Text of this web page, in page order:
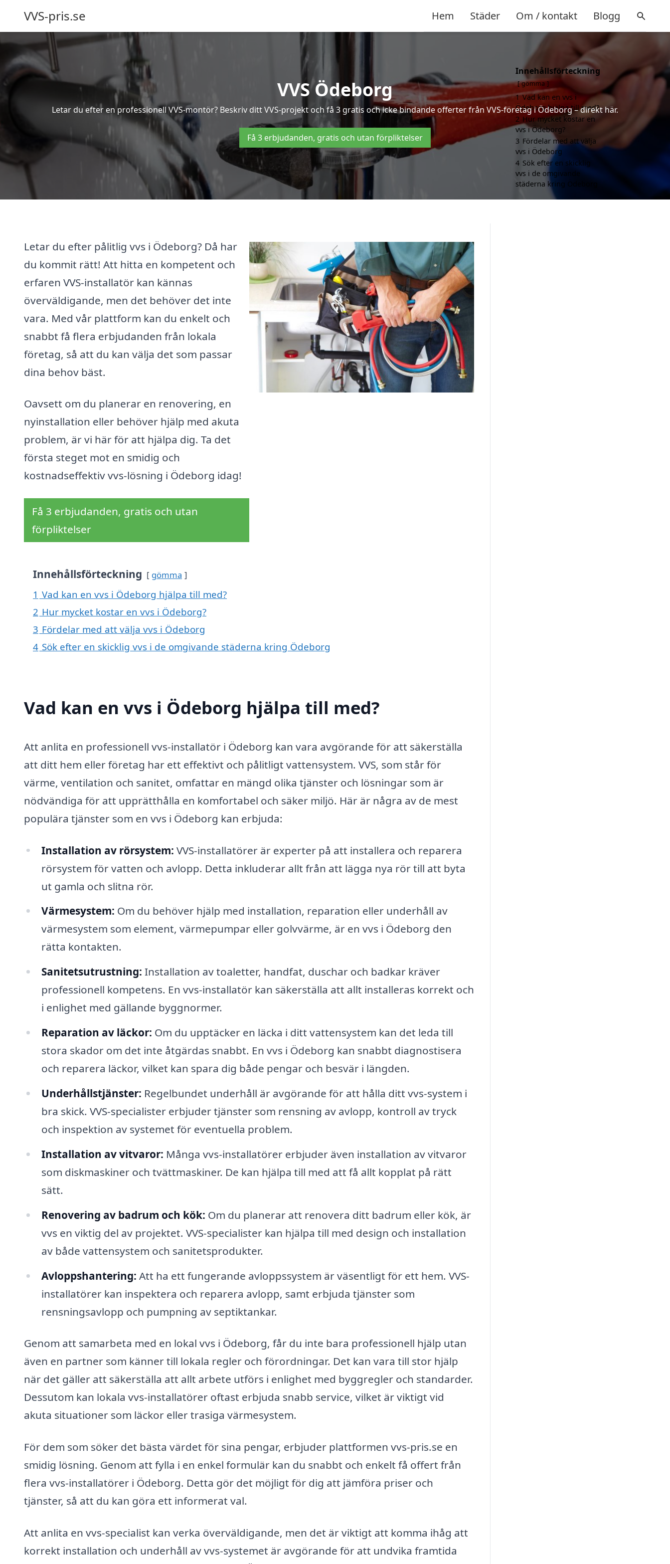
VVS-pris.se Hem Städer Om / kontakt Blogg
VVS Ödeborg
Letar du efter en professionell VVS-montör? Beskriv ditt VVS-projekt och få 3 gratis och icke bindande offerter från VVS-företag i Ödeborg – direkt här.
Få 3 erbjudanden, gratis och utan förpliktelser
Letar du efter pålitlig vvs i Ödeborg? Då har
du kommit rätt! Att hitta en kompetent och
erfaren VVS-installatör kan kännas
överväldigande, men det behöver det inte
vara. Med vår plattform kan du enkelt och
snabbt få flera erbjudanden från lokala
företag, så att du kan välja det som passar
dina behov bäst.
Oavsett om du planerar en renovering, en
nyinstallation eller behöver hjälp med akuta
problem, är vi här för att hjälpa dig. Ta det
första steget mot en smidig och
kostnadseffektiv vvs-lösning i Ödeborg idag!
Få 3 erbjudanden, gratis och utan
förpliktelser
Innehållsförteckning gömma
1 Vad kan en vvs i Ödeborg hjälpa till med?
2 Hur mycket kostar en vvs i Ödeborg?
3 Fördelar med att välja vvs i Ödeborg
4 Sök efter en skicklig vvs i de omgivande städerna kring Ödeborg
Vad kan en vvs i Ödeborg hjälpa till med?
Att anlita en professionell vvs-installatör i Ödeborg kan vara avgörande för att säkerställa
att ditt hem eller företag har ett effektivt och pålitligt vattensystem. VVS, som står för
värme, ventilation och sanitet, omfattar en mängd olika tjänster och lösningar som är
nödvändiga för att upprätthålla en komfortabel och säker miljö. Här är några av de mest
populära tjänster som en vvs i Ödeborg kan erbjuda:
Installation av rörsystem: VVS-installatörer är experter på att installera och reparera
rörsystem för vatten och avlopp. Detta inkluderar allt från att lägga nya rör till att byta
ut gamla och slitna rör.
Värmesystem: Om du behöver hjälp med installation, reparation eller underhåll av
värmesystem som element, värmepumpar eller golvvärme, är en vvs i Ödeborg den
rätta kontakten.
Sanitetsutrustning: Installation av toaletter, handfat, duschar och badkar kräver
professionell kompetens. En vvs-installatör kan säkerställa att allt installeras korrekt och
i enlighet med gällande byggnormer.
Reparation av läckor: Om du upptäcker en läcka i ditt vattensystem kan det leda till
stora skador om det inte åtgärdas snabbt. En vvs i Ödeborg kan snabbt diagnostisera
och reparera läckor, vilket kan spara dig både pengar och besvär i längden.
Underhållstjänster: Regelbundet underhåll är avgörande för att hålla ditt vvs-system i
bra skick. VVS-specialister erbjuder tjänster som rensning av avlopp, kontroll av tryck
och inspektion av systemet för eventuella problem.
Installation av vitvaror: Många vvs-installatörer erbjuder även installation av vitvaror
som diskmaskiner och tvättmaskiner. De kan hjälpa till med att få allt kopplat på rätt
sätt.
Renovering av badrum och kök: Om du planerar att renovera ditt badrum eller kök, är
vvs en viktig del av projektet. VVS-specialister kan hjälpa till med design och installation
av både vattensystem och sanitetsprodukter.
Avloppshantering: Att ha ett fungerande avloppssystem är väsentligt för ett hem. VVS-
installatörer kan inspektera och reparera avlopp, samt erbjuda tjänster som
rensningsavlopp och pumpning av septiktankar.
Genom att samarbeta med en lokal vvs i Ödeborg, får du inte bara professionell hjälp utan
även en partner som känner till lokala regler och förordningar. Det kan vara till stor hjälp
när det gäller att säkerställa att allt arbete utförs i enlighet med byggregler och standarder.
Dessutom kan lokala vvs-installatörer oftast erbjuda snabb service, vilket är viktigt vid
akuta situationer som läckor eller trasiga värmesystem.
För dem som söker det bästa värdet för sina pengar, erbjuder plattformen vvs-pris.se en
smidig lösning. Genom att fylla i en enkel formulär kan du snabbt och enkelt få offert från
flera vvs-installatörer i Ödeborg. Detta gör det möjligt för dig att jämföra priser och
tjänster, så att du kan göra ett informerat val.
Att anlita en vvs-specialist kan verka överväldigande, men det är viktigt att komma ihåg att
korrekt installation och underhåll av vvs-systemet är avgörande för att undvika framtida
Innehållsförteckning
gömma
1 Vad kan en vvs i
Ödeborg hjälpa till med?
2 Hur mycket kostar en
vvs i Ödeborg?
3 Fördelar med att välja
vvs i Ödeborg
4 Sök efter en skicklig
vvs i de omgivande
städerna kring Ödeborg